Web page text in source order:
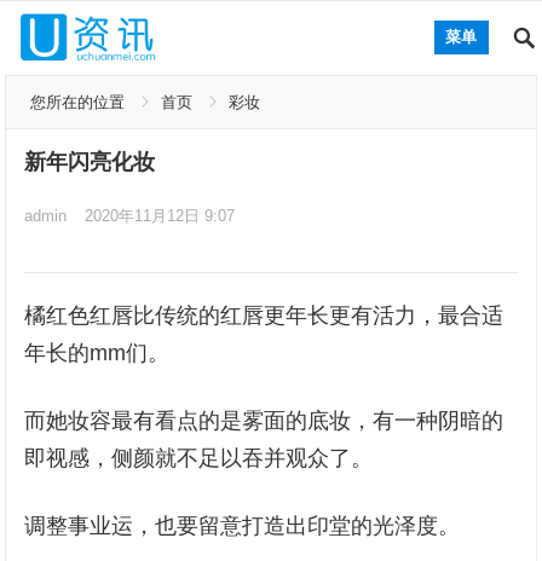
菜单
您所在的位置 首页 彩妆
新年闪亮化妆
admin 2020年11月12日 9:07
橘红色红唇比传统的红唇更年长更有活力，最合适
年长的mm们。
而她妆容最有看点的是雾面的底妆，有一种阴暗的
即视感，侧颜就不足以吞并观众了。
调整事业运，也要留意打造出印堂的光泽度。